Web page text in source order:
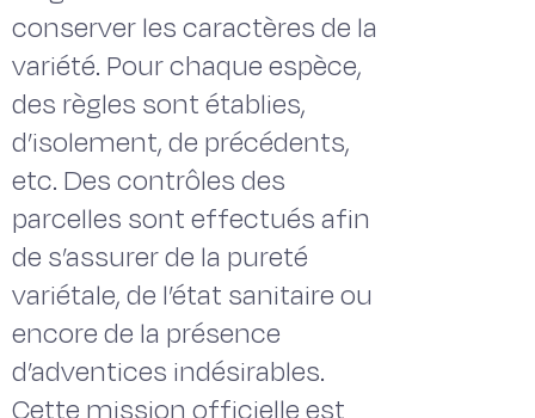
conserver les caractères de la
variété. Pour chaque espèce,
des règles sont établies,
d’isolement, de précédents,
etc. Des contrôles des
parcelles sont effectués afin
de s’assurer de la pureté
variétale, de l’état sanitaire ou
encore de la présence
d’adventices indésirables.